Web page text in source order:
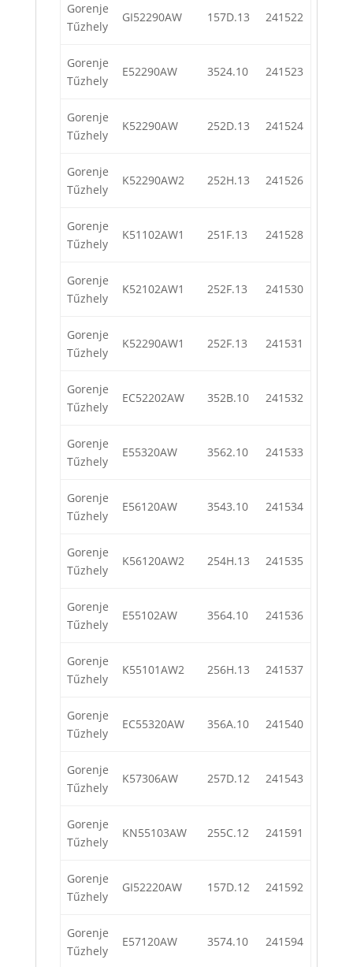
Gorenje
Tűzhely
GI52290AW 157D.13 241522
Gorenje
Tűzhely
E52290AW 3524.10 241523
Gorenje
Tűzhely
K52290AW 252D.13 241524
Gorenje
Tűzhely
K52290AW2 252H.13 241526
Gorenje
Tűzhely
K51102AW1 251F.13 241528
Gorenje
Tűzhely
K52102AW1 252F.13 241530
Gorenje
Tűzhely
K52290AW1 252F.13 241531
Gorenje
Tűzhely
EC52202AW 352B.10 241532
Gorenje
Tűzhely
E55320AW 3562.10 241533
Gorenje
Tűzhely
E56120AW 3543.10 241534
Gorenje
Tűzhely
K56120AW2 254H.13 241535
Gorenje
Tűzhely
E55102AW 3564.10 241536
Gorenje
Tűzhely
K55101AW2 256H.13 241537
Gorenje
Tűzhely
EC55320AW 356A.10 241540
Gorenje
Tűzhely
K57306AW 257D.12 241543
Gorenje
Tűzhely
KN55103AW 255C.12 241591
Gorenje
Tűzhely
GI52220AW 157D.12 241592
Gorenje
Tűzhely
E57120AW 3574.10 241594